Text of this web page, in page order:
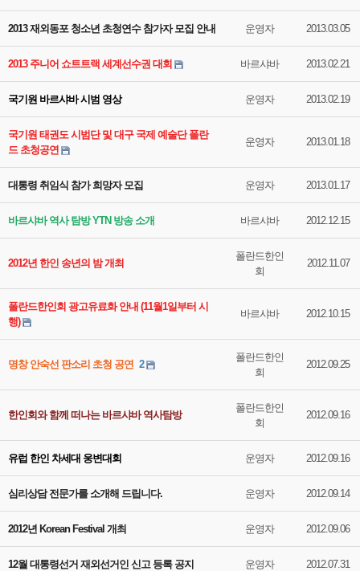
2013 재외동포 청소년 초청연수 참가자 모집 안내 운영자 2013.03.05
2013 주니어 쇼트트랙 세계선수권 대회 바르샤바 2013.02.21
국기원 바르샤바 시범 영상 운영자 2013.02.19
국기원 태권도 시범단 및 대구 국제 예술단 폴란
드 초청공연
운영자 2013.01.18
대통령 취임식 참가 희망자 모집 운영자 2013.01.17
바르샤바 역사 탐방 YTN 방송 소개 바르샤바 2012.12.15
2012년 한인 송년의 밤 개최
폴란드한인
회
2012.11.07
폴란드한인회 광고유료화 안내 (11월1일부터 시
행)
바르샤바 2012.10.15
명창 안숙선 판소리 초청 공연 2
폴란드한인
회
2012.09.25
한인회와 함께 떠나는 바르샤바 역사탐방
폴란드한인
회
2012.09.16
유럽 한인 차세대 웅변대회 운영자 2012.09.16
심리상담 전문가를 소개해 드립니다. 운영자 2012.09.14
2012년 Korean Festival 개최 운영자 2012.09.06
12월 대통령선거 재외선거인 신고 등록 공지 운영자 2012.07.31